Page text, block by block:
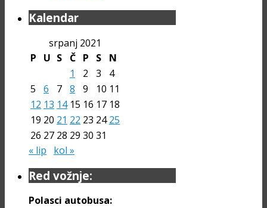
Kalendar
srpanj 2021
P
U S Č P S
N
1
2 3
4
5
6 7 8 9 10 11
12 13 14 15 16 17 18
19 20 21 22 23 24 25
26 27 28 29 30 31
« lip
kol »
Red vožnje:
Polasci autobusa: